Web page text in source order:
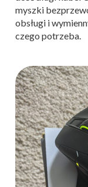
myszki
obsługi i
czego potrzeba.